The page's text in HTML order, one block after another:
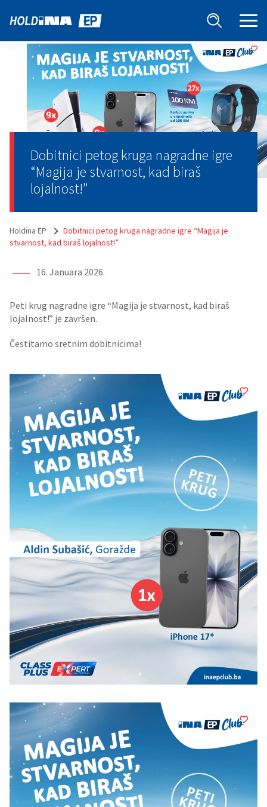
Dobitnici petog kruga nagradne igre
“Magija je stvarnost, kad biraš
lojalnost!”
Holdina EP
Dobitnici petog kruga nagradne igre “Magija je
stvarnost, kad biraš lojalnost!”
16. Januara 2026.
Peti krug nagradne igre “Magija je stvarnost, kad biraš
lojalnost!” je završen.
Čestitamo sretnim dobitnicima!